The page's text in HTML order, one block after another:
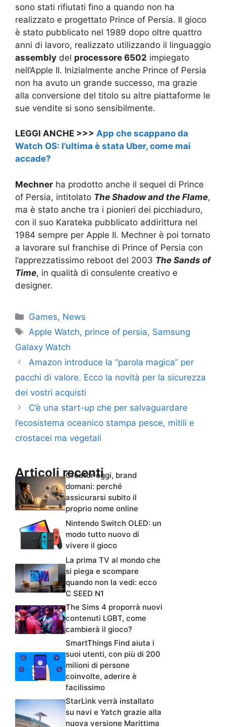
sono stati rifiutati fino a quando non ha
realizzato e progettato Prince of Persia. Il gioco
è stato pubblicato nel 1989 dopo oltre quattro
anni di lavoro, realizzato utilizzando il linguaggio
assembly del processore 6502 impiegato
nell’Apple II. Inizialmente anche Prince of Persia
non ha avuto un grande successo, ma grazie
alla conversione del titolo su altre piattaforme le
sue vendite si sono sensibilmente.
LEGGI ANCHE >>> App che scappano da
Watch OS: l’ultima è stata Uber, come mai
accade?
Mechner ha prodotto anche il sequel di Prince
of Persia, intitolato The Shadow and the Flame,
ma è stato anche tra i pionieri dei picchiaduro,
con il suo Karateka pubblicato addirittura nel
1984 sempre per Apple II. Mechner è poi tornato
a lavorare sul franchise di Prince of Persia con
l’apprezzatissimo reboot del 2003 The Sands of
Time, in qualità di consulente creativo e
designer.
Categorie
Games, News
Tag
Apple Watch, prince of persia, Samsung
Galaxy Watch
Amazon introduce la “parola magica” per
pacchi di valore. Ecco la novità per la sicurezza
dei vostri acquisti
C’è una start-up che per salvaguardare
l’ecosistema oceanico stampa pesce, mitili e
crostacei ma vegetali
Articoli recenti
Creator oggi, brand
domani: perché
assicurarsi subito il
proprio nome online
Nintendo Switch OLED: un
modo tutto nuovo di
vivere il gioco
La prima TV al mondo che
si piega e scompare
quando non la vedi: ecco
C SEED N1
The Sims 4 proporrà nuovi
contenuti LGBT, come
cambierà il gioco?
SmartThings Find aiuta i
suoi utenti, con più di 200
milioni di persone
coinvolte, aderire è
facilissimo
StarLink verrà installato
su navi e Yatch grazie alla
nuova versione Marittima